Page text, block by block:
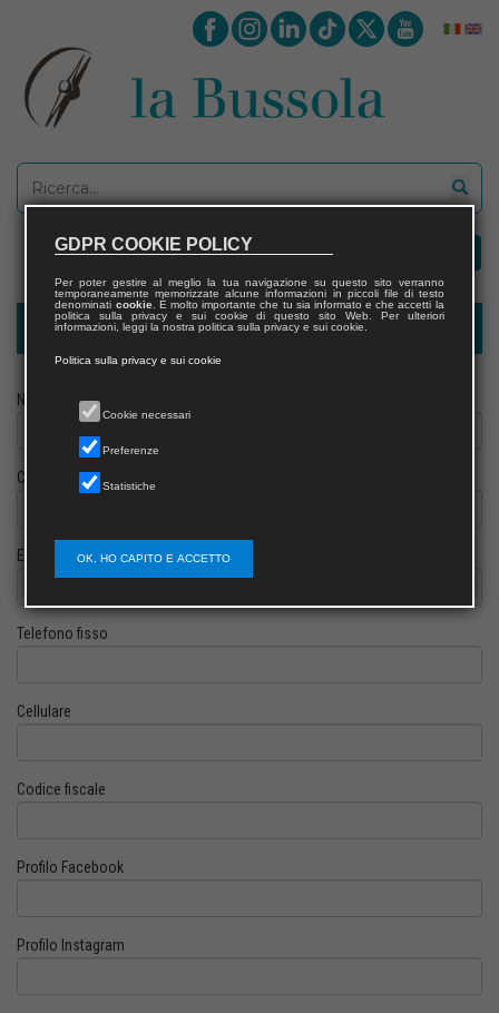
Modulo richiesta saggio biblioteca
Nome
Cognome
E-mail
Telefono fisso
Cellulare
Codice fiscale
Profilo Facebook
Profilo Instagram
GDPR COOKIE POLICY
Per poter gestire al meglio la tua navigazione su questo sito verranno
temporaneamente memorizzate alcune informazioni in piccoli file di testo
denominati cookie. È molto importante che tu sia informato e che accetti la
politica sulla privacy e sui cookie di questo sito Web. Per ulteriori
informazioni, leggi la nostra politica sulla privacy e sui cookie.
Politica sulla privacy e sui cookie
Cookie necessari
Preferenze
Statistiche
OK, HO CAPITO E ACCETTO